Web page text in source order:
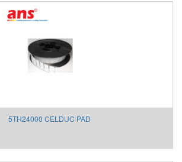
5TH24000 CELDUC PAD